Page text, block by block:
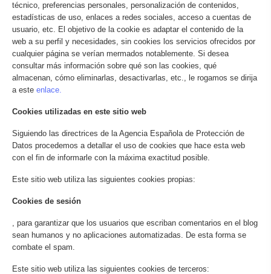
técnico, preferencias personales, personalización de contenidos,
estadísticas de uso, enlaces a redes sociales, acceso a cuentas de
usuario, etc. El objetivo de la cookie es adaptar el contenido de la
web a su perfil y necesidades, sin cookies los servicios ofrecidos por
cualquier página se verían mermados notablemente. Si desea
consultar más información sobre qué son las cookies, qué
almacenan, cómo eliminarlas, desactivarlas, etc., le rogamos se dirija
a este enlace.
Cookies utilizadas en este sitio web
Siguiendo las directrices de la Agencia Española de Protección de
Datos procedemos a detallar el uso de cookies que hace esta web
con el fin de informarle con la máxima exactitud posible.
Este sitio web utiliza las siguientes cookies propias:
Cookies de sesión
, para garantizar que los usuarios que escriban comentarios en el blog
sean humanos y no aplicaciones automatizadas. De esta forma se
combate el spam.
Este sitio web utiliza las siguientes cookies de terceros: